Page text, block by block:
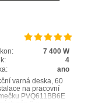
7 400 W
4
ano
varná deska, 60
na pracovní
PVQ611BB6E